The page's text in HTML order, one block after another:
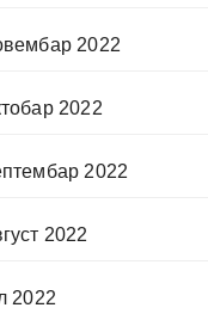
2022
2022
2022
2022
2022